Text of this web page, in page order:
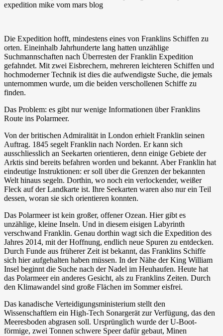
Die Expedition hofft, mindestens eines von Franklins Schiffen zu
orten. Eineinhalb Jahrhunderte lang hatten unzählige
Suchmannschaften nach Überresten der Franklin Expedition
gefahndet. Mit zwei Eisbrechern, mehreren leichteren Schiffen und
hochmoderner Technik ist dies die aufwendigste Suche, die jemals
unternommen wurde, um die beiden verschollenen Schiffe zu
finden.
Das Problem: es gibt nur wenige Informationen über Franklins
Route ins Polarmeer.
Von der britischen Admiralität in London erhielt Franklin seinen
Auftrag. 1845 segelt Franklin nach Norden. Er kann sich
ausschliesslich an Seekarten orientieren, denn einige Gebiete der
Arktis sind bereits befahren worden und bekannt. Aber Franklin hat
eindeutige Instruktionen: er soll über die Grenzen der bekannten
Welt hinaus segeln. Dorthin, wo noch ein verlockender, weißer
Fleck auf der Landkarte ist. Ihre Seekarten waren also nur ein Teil
dessen, woran sie sich orientieren konnten.
Das Polarmeer ist kein großer, offener Ozean. Hier gibt es
unzählige, kleine Inseln. Und in diesem eisigen Labyrinth
verschwand Franklin. Genau dorthin wagt sich die Expedition des
Jahres 2014, mit der Hoffnung, endlich neue Spuren zu entdecken.
Durch Funde aus früherer Zeit ist bekannt, das Franklins Schiffe
sich hier aufgehalten haben müssen. In der Nähe der King William
Insel beginnt die Suche nach der Nadel im Heuhaufen. Heute hat
das Polarmeer ein anderes Gesicht, als zu Franklins Zeiten. Durch
den Klimawandel sind große Flächen im Sommer eisfrei.
Das kanadische Verteidigungsministerium stellt den
Wissenschaftlern ein High-Tech Sonargerät zur Verfügung, das den
Meeresboden abgrasen soll. Ursprünglich wurde der U-Boot-
förmige, zwei Tonnen schwere Speer dafür gebaut, Minen